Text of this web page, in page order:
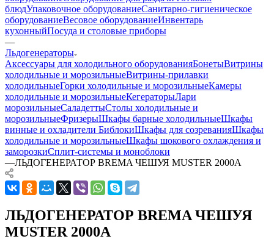
блюдУпаковочное оборудованиеСанитарно-гигиеническое
оборудованиеВесовое оборудованиеИнвентарь
кухонныйПосуда и столовые приборы
—
Льдогенераторы
Аксессуары для холодильного оборудованияБонетыВитрины
холодильные и морозильныеВитрины-прилавки
холодильныеГорки холодильные и морозильныеКамеры
холодильные и морозильныеКегераторыЛари
морозильныеСаладеттыСтолы холодильные и
морозильныеФризерыШкафы барные холодильныеШкафы
винные и охладители БиблокиШкафы для созреванияШкафы
холодильные и морозильныеШкафы шокового охлаждения и
заморозкиСплит-системы и моноблоки
—ЛЬДОГЕНЕРАТОР BREMA ЧЕШУЯ MUSTER 2000A
ЛЬДОГЕНЕРАТОР BREMA ЧЕШУЯ
MUSTER 2000A